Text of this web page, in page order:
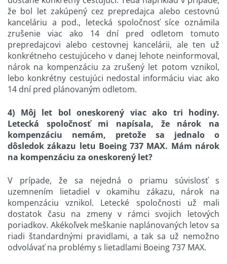
že bol let zakúpený cez prepredajca alebo cestovnú
kanceláriu a pod., letecká spoločnosť síce oznámila
zrušenie viac ako 14 dní pred odletom tomuto
prepredajcovi alebo cestovnej kancelárii, ale ten už
konkrétneho cestujúceho v danej lehote neinformoval,
nárok na kompenzáciu za zrušený let potom vznikol,
lebo konkrétny cestujúci nedostal informáciu viac ako
14 dní pred plánovaným odletom.
4) Môj let bol oneskorený viac ako tri hodiny.
Letecká spoločnosť mi napísala, že nárok na
kompenzáciu nemám, pretože sa jednalo o
dôsledok zákazu letu Boeing 737 MAX. Mám nárok
na kompenzáciu za oneskorený let?
V prípade, že sa nejedná o priamu súvislosť s
uzemnením lietadiel v okamihu zákazu, nárok na
kompenzáciu vznikol. Letecké spoločnosti už mali
dostatok času na zmeny v rámci svojich letových
poriadkov. Akékoľvek meškanie naplánovaných letov sa
riadi štandardnými pravidlami, a tak sa už nemožno
odvolávať na problémy s lietadlami Boeing 737 MAX.